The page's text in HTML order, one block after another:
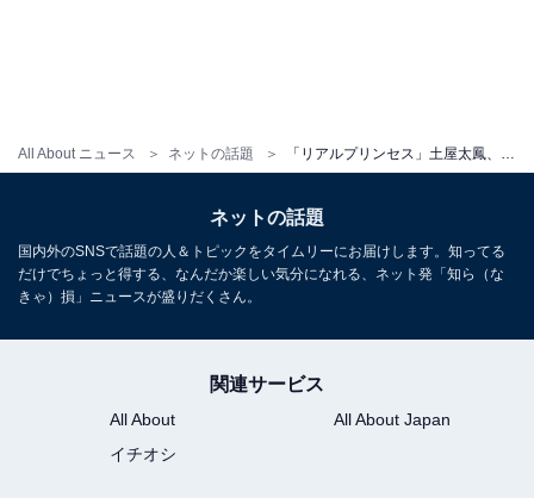
All About ニュース ネットの話題
ネットの話題
国内外のSNSで話題の人＆トピックをタイムリーにお届けします。知ってる
だけでちょっと得する、なんだか楽しい気分になれる、ネット発「知ら（な
きゃ）損」ニュースが盛りだくさん。
関連サービス
All About
All About Japan
イチオシ